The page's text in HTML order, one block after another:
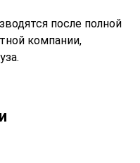
после полной
компании,